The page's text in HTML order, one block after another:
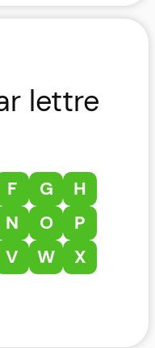
lettre
F G
H
N O
P
V W
X